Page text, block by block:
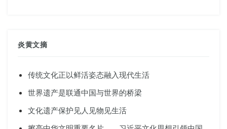
炎黄文摘
传统文化正以鲜活姿态融入现代生活
世界遗产是联通中国与世界的桥梁
文化遗产保护见人见物见生活